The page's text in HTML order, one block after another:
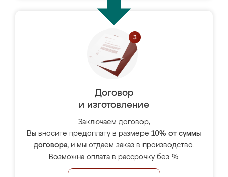
Договор
и изготовление
Заключаем договор,
Вы вносите предоплату в размере 10% от суммы
договора, и мы отдаём заказ в производство.
Возможна оплата в рассрочку без %.